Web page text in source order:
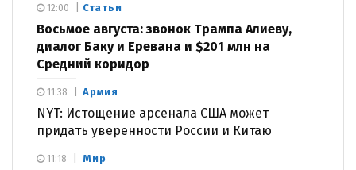
Статьи
Восьмое августа: звонок Трампа Алиеву,
диалог Баку и Еревана и $201 млн на
Средний коридор
12:00
Армия
NYT: Истощение арсенала США может
придать уверенности России и Китаю
11:38
Мир
11:18